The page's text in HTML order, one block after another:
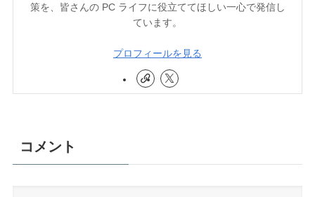
策を、皆さんの PC ライフに役立ててほしい一心で発信し
ています。
プロフィールを見る
コメント